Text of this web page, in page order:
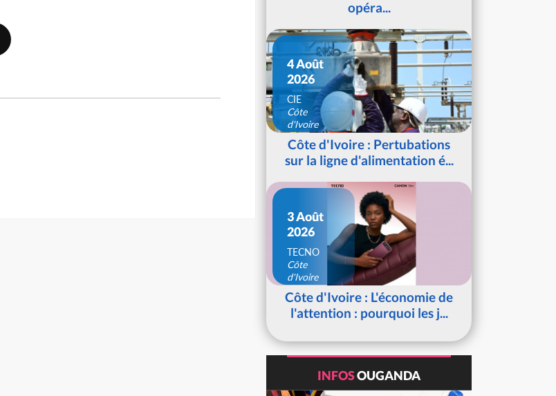
opéra...
4 Août
2026
CIE
Côte
d'Ivoire
Côte d'Ivoire : Pertubations
sur la ligne d'alimentation é...
3 Août
2026
TECNO
Côte
d'Ivoire
Côte d'Ivoire : L'économie de
l'attention : pourquoi les j...
INFOSOUGANDA